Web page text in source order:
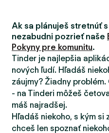
Ak sa plánuješ stretnúť
nezabudni pozrieť naše
Pokyny pre komunitu.
Tinder je najlepšia
nových ľudí. Hľadáš
záujmy? Žiadny
- na Tinderi môžeš
máš najradšej.
Hľadáš niekoho, s kým
chceš len spoznať